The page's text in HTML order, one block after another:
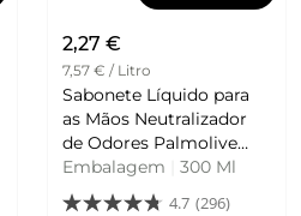
2,27 €
7,57 € / Litro
Sabonete Líquido para
as Mãos Neutralizador
de Odores Palmolive
Memories Flower
Embalagem
300 Ml
4.7 (296)